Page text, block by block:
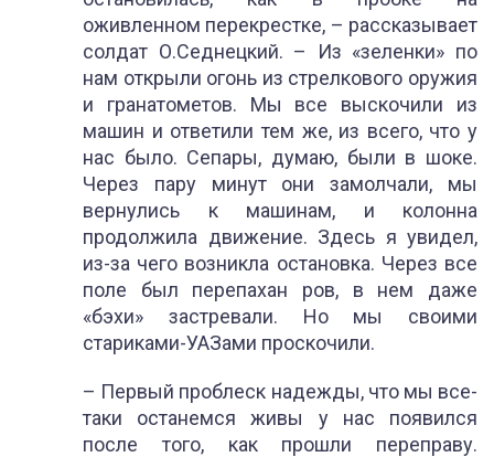
оживленном перекрестке, – рассказывает
солдат О.Седнецкий. – Из «зеленки» по
нам открыли огонь из стрелкового оружия
и гранатометов. Мы все выскочили из
машин и ответили тем же, из всего, что у
нас было. Сепары, думаю, были в шоке.
Через пару минут они замолчали, мы
вернулись к машинам, и колонна
продолжила движение. Здесь я увидел,
из-за чего возникла остановка. Через все
поле был перепахан ров, в нем даже
«бэхи» застревали. Но мы своими
стариками-УАЗами проскочили.
– Первый проблеск надежды, что мы все-
таки останемся живы у нас появился
после того, как прошли переправу.